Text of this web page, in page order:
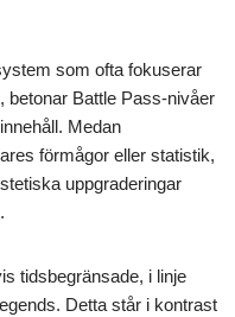
som ofta fokuserar
betonar Battle Pass-nivåer
Medan
förmågor eller statistik,
uppgraderingar
tidsbegränsade, i linje
Detta står i kontrast